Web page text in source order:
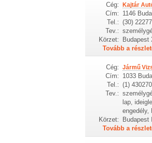
Cég: Kajtár
Cím: 1146
Tel.: (30)
Tev.:
Körzet: Budapest
Tovább a
Cég: Jármű
Cím: 1033
Tel.: (1)
Tev.:
lap,
engedély,
Körzet:
Budapest
Tovább a